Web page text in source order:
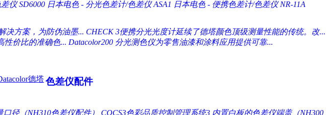
仪 SD6000 日本电色 - 分光色差计/色差仪 ASA1 日本电色 - 便携色差计/色差仪 NR-11A
决方案，为防伪油墨... CHECK 3便携分光光度计延续了德塔颜色顶级测量性能的传统。改...
性价比的准确色... Datacolor200 分光测色仪为零售油漆和涂料应用提供可靠...
德塔色差仪配件
径（NH310色差仪配件） CQCS3色彩品质控制管理系统3 内置白板的色差仪端盖（NH300